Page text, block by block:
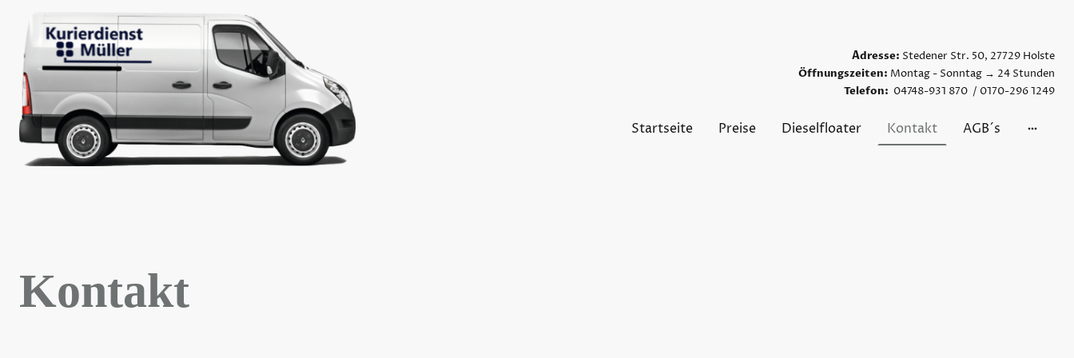
Adresse: Stedener Str. 50, 27729 Holste
Öffnungszeiten: Montag - Sonntag → 24 Stunden
Telefon: 04748-931 870 / 0170-296 1249
Startseite Preise Dieselfloater Kontakt AGB´s
Kontakt